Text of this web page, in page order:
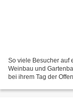
So viele Besucher auf
Weinbau und
bei ihrem Tag der